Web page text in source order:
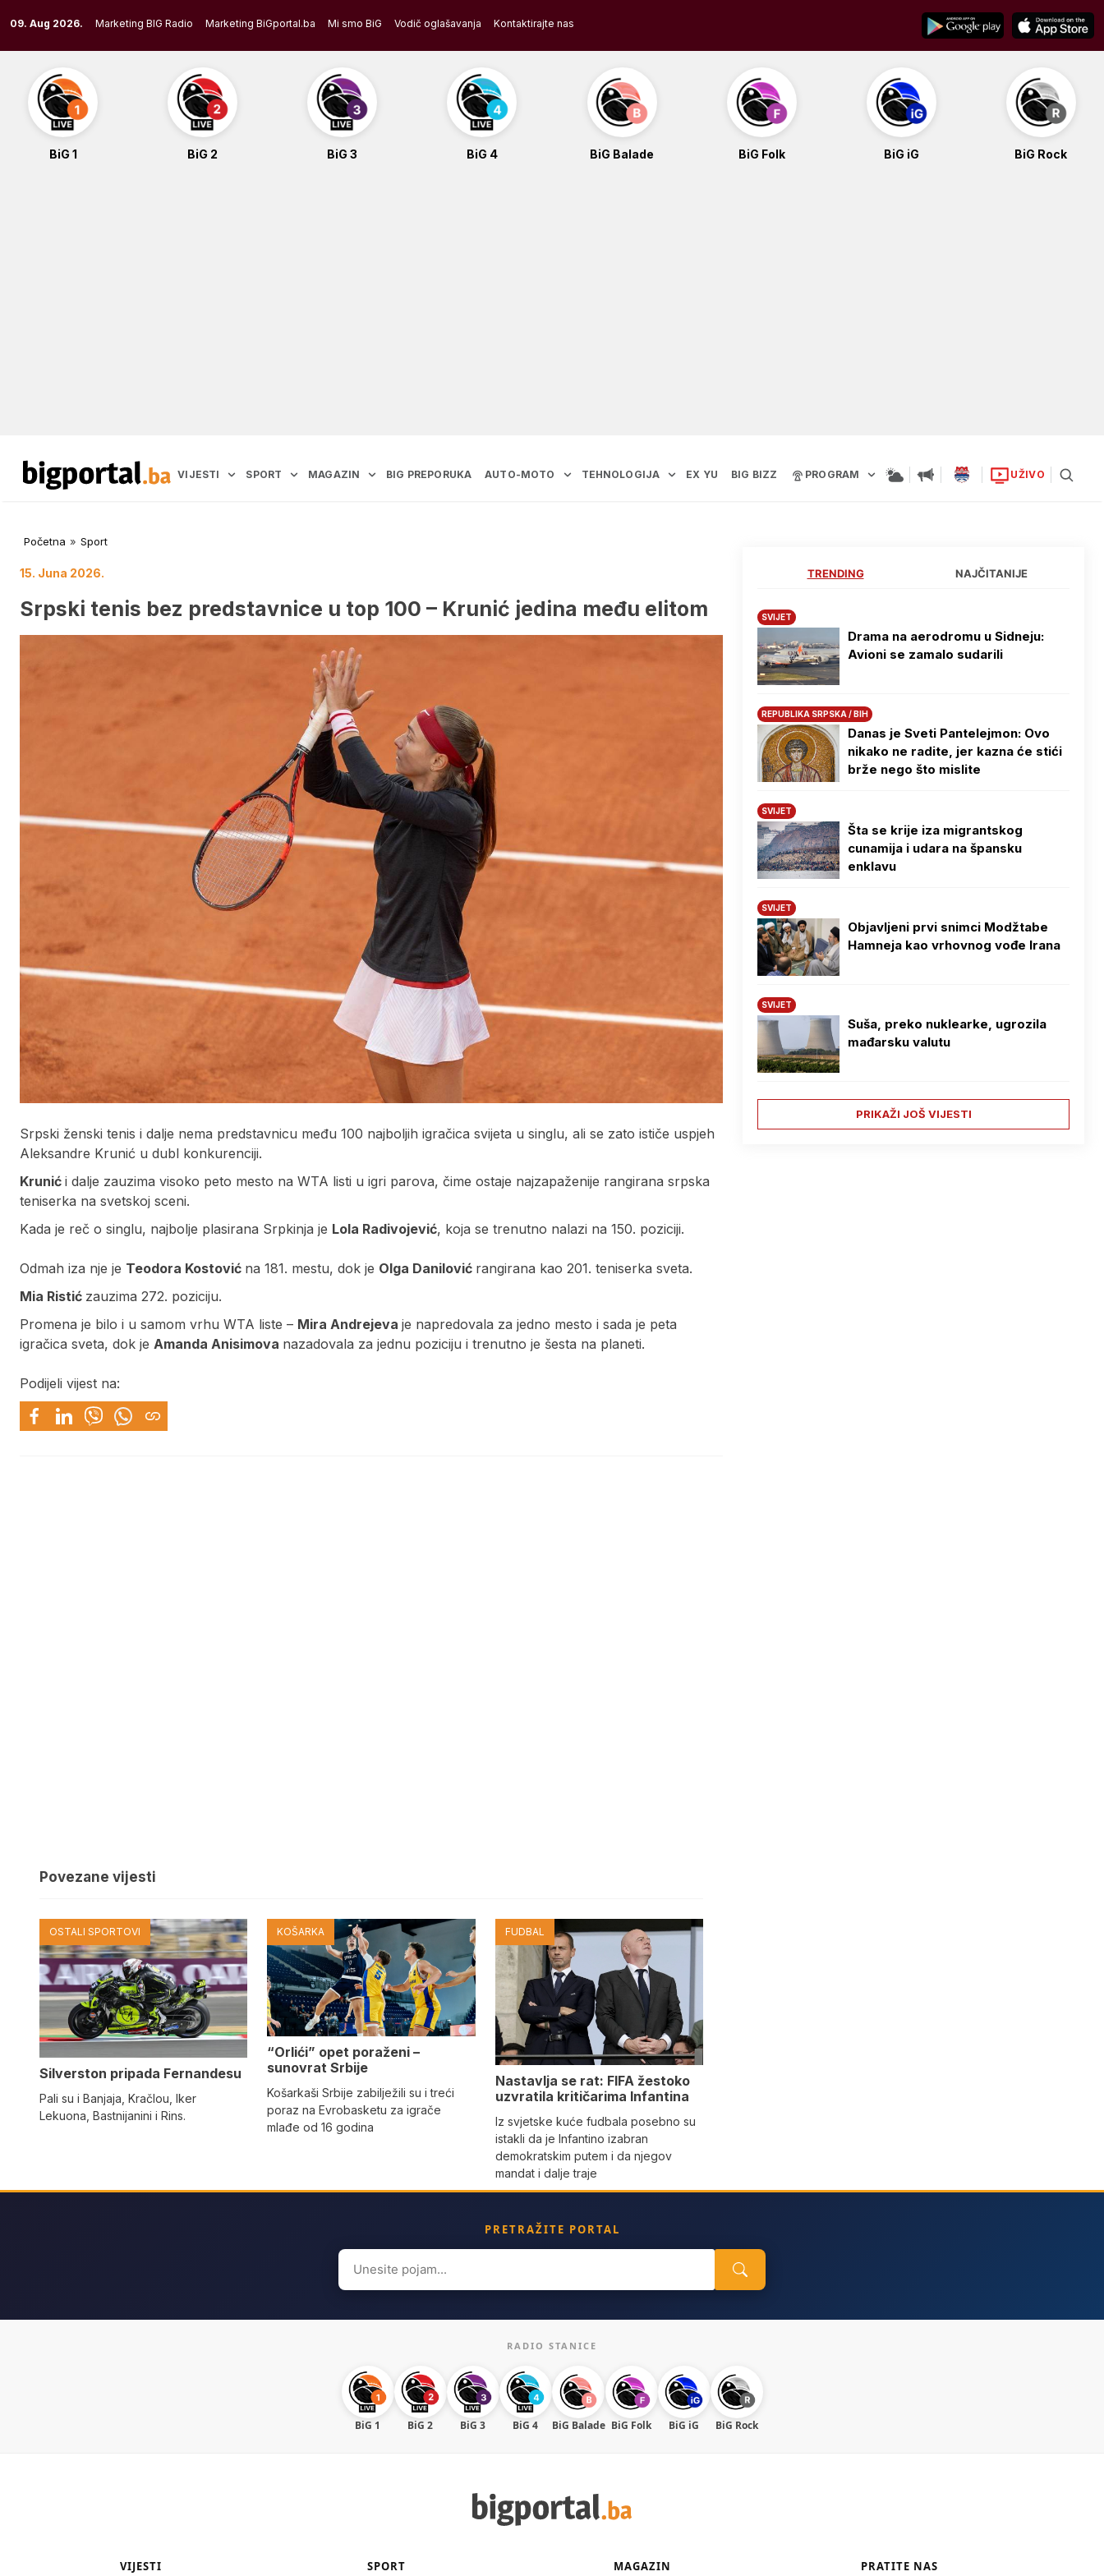
to
content
09. Aug 2026. Marketing BIG Radio Marketing BiGportal.ba Mi smo BiG Vodič oglašavanja Kontaktirajte nas
BiG 1 BiG 2 BiG 3 BiG 4 BiG Balade BiG Folk BiG iG BiG Rock
VIJESTI SPORT MAGAZIN BIG PREPORUKA AUTO-MOTO TEHNOLOGIJA EX YU BIG BIZZ PROGRAM UŽIVO
Početna » Sport
15. Juna 2026.
Srpski tenis bez predstavnice u top 100 – Krunić jedina među elitom
Srpski ženski tenis i dalje nema predstavnicu među 100 najboljih igračica svijeta u singlu, ali se zato ističe uspjeh
Aleksandre Krunić u dubl konkurenciji.
Krunić i dalje zauzima visoko peto mesto na WTA listi u igri parova, čime ostaje najzapaženije rangirana srpska
teniserka na svetskoj sceni.
Kada je reč o singlu, najbolje plasirana Srpkinja je Lola Radivojević, koja se trenutno nalazi na 150. poziciji.
Odmah iza nje je Teodora Kostović na 181. mestu, dok je Olga Danilović rangirana kao 201. teniserka sveta.
Mia Ristić zauzima 272. poziciju.
Promena je bilo i u samom vrhu WTA liste – Mira Andrejeva je napredovala za jedno mesto i sada je peta
igračica sveta, dok je Amanda Anisimova nazadovala za jednu poziciju i trenutno je šesta na planeti.
Podijeli vijest na:
Povezane vijesti
OSTALI SPORTOVI
Silverston pripada Fernandesu
Pali su i Banjaja, Kračlou, Iker
Lekuona, Bastnijanini i Rins.
KOŠARKA
“Orlići” opet poraženi –
sunovrat Srbije
Košarkaši Srbije zabilježili su i treći
poraz na Evrobasketu za igrače
mlađe od 16 godina
FUDBAL
Nastavlja se rat: FIFA žestoko
uzvratila kritičarima Infantina
Iz svjetske kuće fudbala posebno su
istakli da je Infantino izabran
demokratskim putem i da njegov
mandat i dalje traje
TRENDING NAJČITANIJE
SVIJET
Drama na aerodromu u Sidneju:
Avioni se zamalo sudarili
REPUBLIKA SRPSKA / BIH
Danas je Sveti Pantelejmon: Ovo
nikako ne radite, jer kazna će stići
brže nego što mislite
SVIJET
Šta se krije iza migrantskog
cunamija i udara na špansku
enklavu
SVIJET
Objavljeni prvi snimci Modžtabe
Hamneja kao vrhovnog vođe Irana
SVIJET
Suša, preko nuklearke, ugrozila
mađarsku valutu
PRIKAŽI JOŠ VIJESTI
PRETRAŽITE PORTAL
Search
for:
RADIO STANICE
BiG 1 BiG 2 BiG 3 BiG 4 BiG Balade BiG Folk BiG iG BiG Rock
VIJESTI SPORT MAGAZIN PRATITE NAS